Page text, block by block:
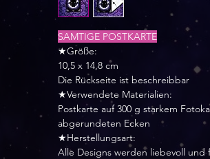
SAMTIGE POSTKARTE
★Größe:
10,5 x 14,8 cm
Die Rückseite ist beschreibbar
★Verwendete Materialien:
Postkarte auf 300 g starkem
abgerundeten Ecken
★Herstellungsart:
Alle Designs werden liebevoll